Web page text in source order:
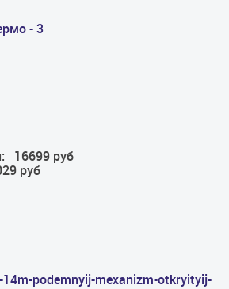
- 3
16699 руб
руб